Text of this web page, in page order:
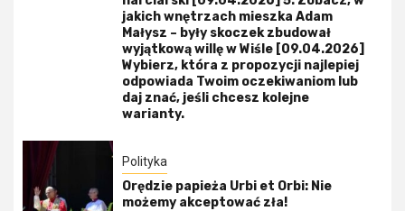
jakich wnętrzach mieszka Adam
Małysz – były skoczek zbudował
wyjątkową willę w Wiśle [09.04.2026]
Wybierz, która z propozycji najlepiej
odpowiada Twoim oczekiwaniom lub
daj znać, jeśli chcesz kolejne
warianty.
Polityka
Orędzie papieża Urbi et Orbi: Nie
możemy akceptować zła!